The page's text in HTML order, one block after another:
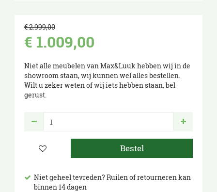
€2.999,00
€ 1.009,00
Niet alle meubelen van Max&Luuk hebben wij in de
showroom staan, wij kunnen wel alles bestellen.
Wilt u zeker weten of wij iets hebben staan, bel
gerust.
Niet geheel tevreden? Ruilen of retourneren kan
binnen 14 dagen